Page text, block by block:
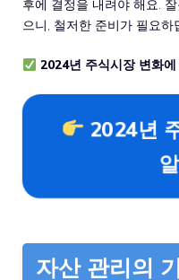
후에 결정을 내려야 해요.
으니, 철저한 준비가 필요하
2024년 주식시장 변화
2024년
자산 관리의